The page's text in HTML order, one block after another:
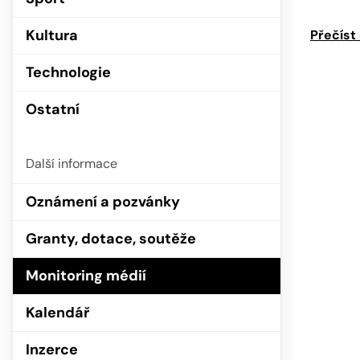
Kultura
Technologie
Ostatní
Další informace
Oznámení a pozvánky
Granty, dotace, soutěže
Monitoring médií
Kalendář
Inzerce
Přečíst